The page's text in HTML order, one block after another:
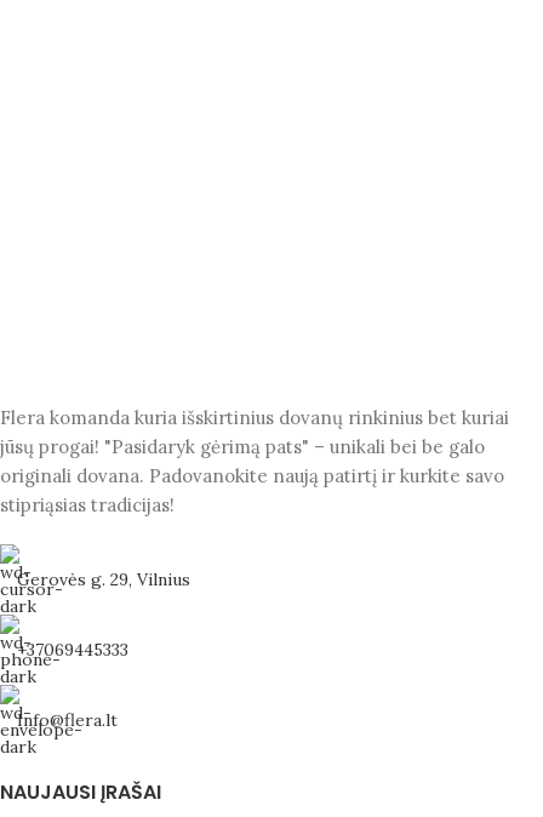
Flera komanda kuria išskirtinius dovanų rinkinius bet kuriai
jūsų progai! "Pasidaryk gėrimą pats" – unikali bei be galo
originali dovana. Padovanokite naują patirtį ir kurkite savo
stipriąsias tradicijas!
Gerovės g. 29, Vilnius
+37069445333
Info@flera.lt
NAUJAUSI ĮRAŠAI